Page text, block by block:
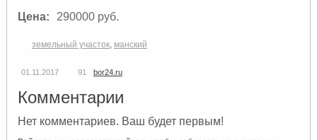
Цена: 290000 руб.
земельный участок, манский
01.11.2017 91 bor24.ru
Комментарии
Нет комментариев. Ваш будет первым!